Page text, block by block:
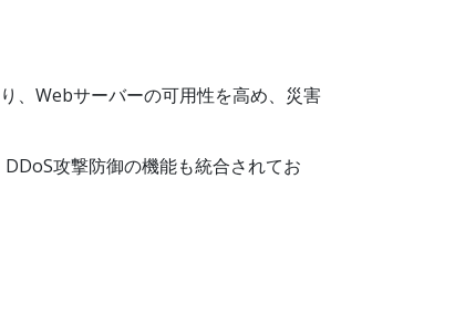
、Webサーバーの可用性を高め、災害
攻撃防御の機能も統合されてお